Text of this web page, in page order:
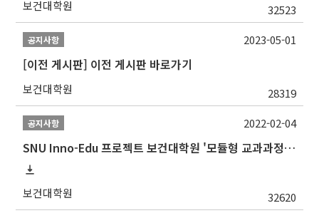
보건대학원 32523
공지사항
[이전 게시판] 이전 게시판 바로가기
보건대학원 28319
2023-05-01
공지사항
SNU Inno-Edu 프로젝트 보건대학원 '모듈형 교과과정' 안내(revised 2022/2/28)
보건대학원 32620
2022-02-04